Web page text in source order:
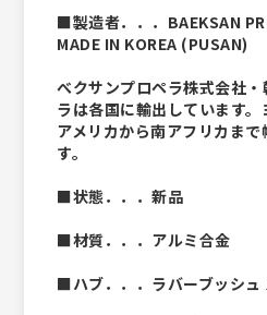
■製造者．．．BAEKSAN
MADE IN KOREA (PUSAN)
べクサンプロペラ株式会社
ラは各国に輸出しています
アメリカから南アフリカま
す。
■状態．．．新品
■材質．．．アルミ合金
■ハブ．．．ラバーブッシュ